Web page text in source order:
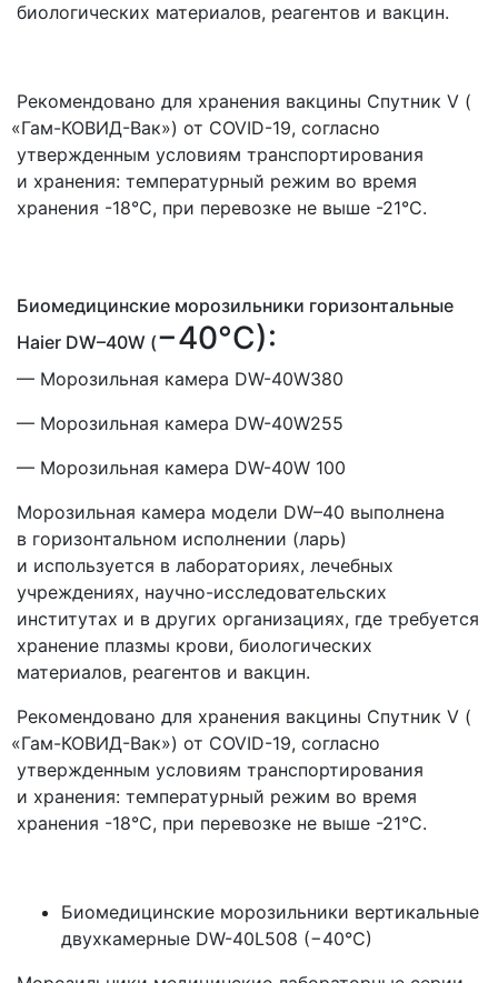
биологических материалов, реагентов и вакцин.
Рекомендовано для хранения вакцины Спутник V (
«Гам-КОВИД-Вак») от COVID-19, согласно
утвержденным условиям транспортирования
и хранения: температурный режим во время
хранения -18°C, при перевозке не выше -21°C.
Биомедицинские морозильники горизонтальные
Haier DW–40W (−40°C):
— Морозильная камера DW-40W380
— Морозильная камера DW-40W255
— Морозильная камера DW-40W 100
Морозильная камера модели DW–40 выполнена
в горизонтальном исполнении (ларь)
и используется в лабораториях, лечебных
учреждениях, научно-исследовательских
институтах и в других организациях, где требуется
хранение плазмы крови, биологических
материалов, реагентов и вакцин.
Рекомендовано для хранения вакцины Спутник V (
«Гам-КОВИД-Вак») от COVID-19, согласно
утвержденным условиям транспортирования
и хранения: температурный режим во время
хранения -18°C, при перевозке не выше -21°C.
Биомедицинские морозильники вертикальные
двухкамерные DW-40L508 (−40°C)